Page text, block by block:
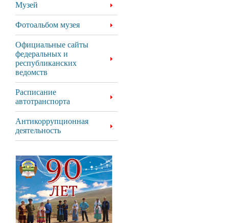
Музей
Фотоальбом музея
Официальные сайты
федеральных и
республиканских
ведомств
Расписание
автотранспорта
Антикоррупционная
деятельность